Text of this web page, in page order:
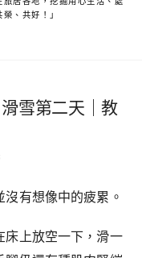
、共好！」
雪第二天｜教
有想像中的疲累。
床上放空一下，滑一